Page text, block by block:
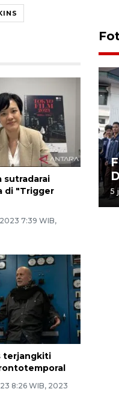
sutradarai
di "Trigger
7:39 WIB,
terjangkiti
8:26 WIB, 2023
5